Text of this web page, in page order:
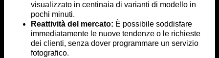
visualizzato in centinaia di varianti di modello in
pochi minuti.
Reattività del mercato: È possibile soddisfare
immediatamente le nuove tendenze o le richieste
dei clienti, senza dover programmare un servizio
fotografico.